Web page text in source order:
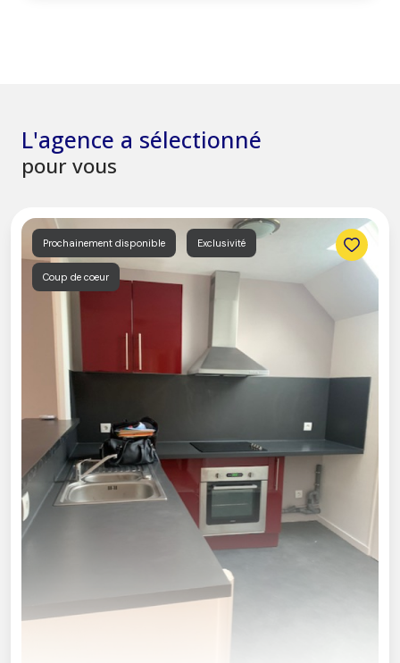
L'agence a sélectionné
pour vous
Prochainement disponible Exclusivité
Coup de coeur